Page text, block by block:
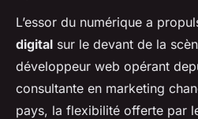
L’essor du numérique a
digital sur le devant de la
développeur web opérant
consultante en marketing
pays, la flexibilité offerte par